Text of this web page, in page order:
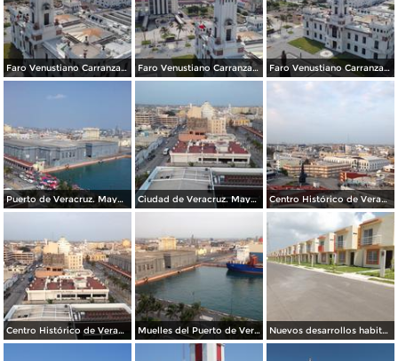
Faro Venustiano Carranza. Mayo/2018 Faro Venustiano Carranza y Museo Naval. Mayo/2018 Faro Venustiano Carranza. Mayo/2018
Puerto de Veracruz. Mayo/2018 Ciudad de Veracruz. Mayo/2018 Centro Histórico de Veracruz. Junio/2018
Centro Histórico de Veracruz. Junio/2018 Muelles del Puerto de Veracruz. Junio/2018 Nuevos desarrollos habitacionales cerca del aeropuerto. Agosto/2013